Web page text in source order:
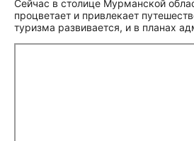
Сейчас в столице Мурманской
процветает и привлекает
туризма развивается, и в планах